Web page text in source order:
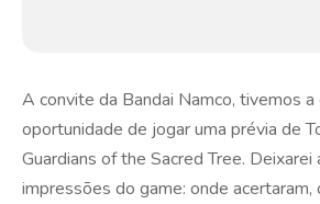
A convite da Bandai Namco, tivemos a
oportunidade de jogar uma prévia de
Guardians of the Sacred Tree. Deixarei
impressões do game: onde acertaram,